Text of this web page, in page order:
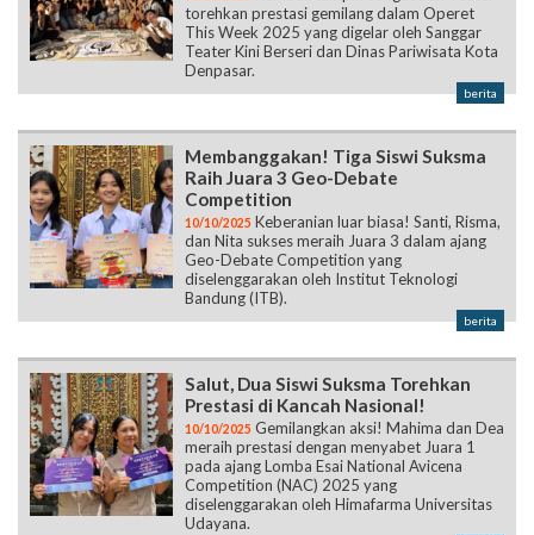
torehkan prestasi gemilang dalam Operet
This Week 2025 yang digelar oleh Sanggar
Teater Kini Berseri dan Dinas Pariwisata Kota
Denpasar.
berita
Membanggakan! Tiga Siswi Suksma
Raih Juara 3 Geo-Debate
Competition
10/10/2025 Keberanian luar biasa! Santi, Risma,
dan Nita sukses meraih Juara 3 dalam ajang
Geo-Debate Competition yang
diselenggarakan oleh Institut Teknologi
Bandung (ITB).
berita
Salut, Dua Siswi Suksma Torehkan
Prestasi di Kancah Nasional!
10/10/2025 Gemilangkan aksi! Mahima dan Dea
meraih prestasi dengan menyabet Juara 1
pada ajang Lomba Esai National Avicena
Competition (NAC) 2025 yang
diselenggarakan oleh Himafarma Universitas
Udayana.